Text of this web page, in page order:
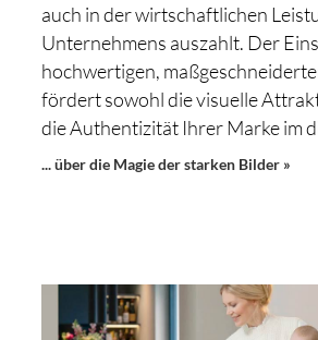
auch in der wirtschaftlichen
Unternehmens auszahlt. Der
hochwertigen,
fördert sowohl die visuelle
die Authentizität Ihrer Marke im
... über die Magie der starken Bilder »